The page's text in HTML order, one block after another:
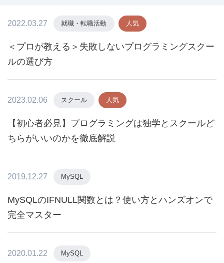
2022.03.27 就職・転職活動 人気
＜プロが教える＞失敗しないプログラミングスクー
ルの選び方
2023.02.06 スクール 人気
【初心者必見】プログラミングは独学とスクールど
ちらがいいのかを徹底解説
2019.12.27 MySQL
MySQLのIFNULL関数とは？使い方とハンズオンで
完全マスター
2020.01.22 MySQL